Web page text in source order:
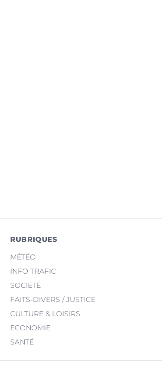
RUBRIQUES
MÉTÉO
INFO TRAFIC
SOCIÉTÉ
FAITS-DIVERS / JUSTICE
CULTURE & LOISIRS
ECONOMIE
SANTÉ